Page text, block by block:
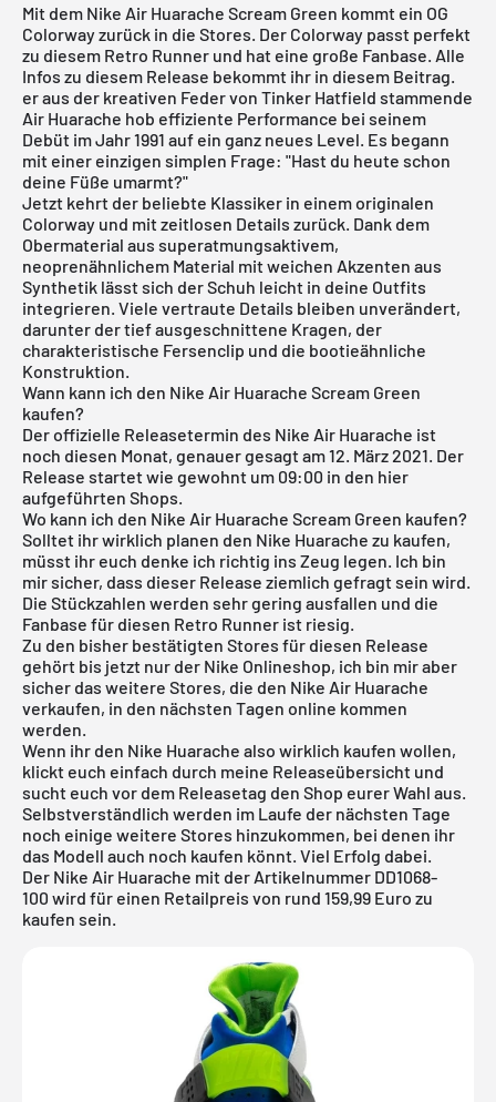
Mit dem Nike Air Huarache Scream Green kommt ein OG
Colorway zurück in die Stores. Der Colorway passt perfekt
zu diesem Retro Runner und hat eine große Fanbase. Alle
Infos zu diesem Release bekommt ihr in diesem Beitrag.
er aus der kreativen Feder von Tinker Hatfield stammende
Air Huarache hob effiziente Performance bei seinem
Debüt im Jahr 1991 auf ein ganz neues Level. Es begann
mit einer einzigen simplen Frage: "Hast du heute schon
deine Füße umarmt?"
Jetzt kehrt der beliebte Klassiker in einem originalen
Colorway und mit zeitlosen Details zurück. Dank dem
Obermaterial aus superatmungsaktivem,
neoprenähnlichem Material mit weichen Akzenten aus
Synthetik lässt sich der Schuh leicht in deine Outfits
integrieren. Viele vertraute Details bleiben unverändert,
darunter der tief ausgeschnittene Kragen, der
charakteristische Fersenclip und die bootieähnliche
Konstruktion.
Wann kann ich den Nike Air Huarache Scream Green
kaufen?
Der offizielle Releasetermin des Nike Air Huarache ist
noch diesen Monat, genauer gesagt am 12. März 2021. Der
Release startet wie gewohnt um 09:00 in den hier
aufgeführten Shops.
Wo kann ich den Nike Air Huarache Scream Green kaufen?
Solltet ihr wirklich planen den Nike Huarache zu kaufen,
müsst ihr euch denke ich richtig ins Zeug legen. Ich bin
mir sicher, dass dieser Release ziemlich gefragt sein wird.
Die Stückzahlen werden sehr gering ausfallen und die
Fanbase für diesen Retro Runner ist riesig.
Zu den bisher bestätigten Stores für diesen Release
gehört bis jetzt nur der Nike Onlineshop, ich bin mir aber
sicher das weitere Stores, die den Nike Air Huarache
verkaufen, in den nächsten Tagen online kommen
werden.
Wenn ihr den Nike Huarache also wirklich kaufen wollen,
klickt euch einfach durch meine Releaseübersicht und
sucht euch vor dem Releasetag den Shop eurer Wahl aus.
Selbstverständlich werden im Laufe der nächsten Tage
noch einige weitere Stores hinzukommen, bei denen ihr
das Modell auch noch kaufen könnt. Viel Erfolg dabei.
Der Nike Air Huarache mit der Artikelnummer DD1068-
100 wird für einen Retailpreis von rund 159,99 Euro zu
kaufen sein.